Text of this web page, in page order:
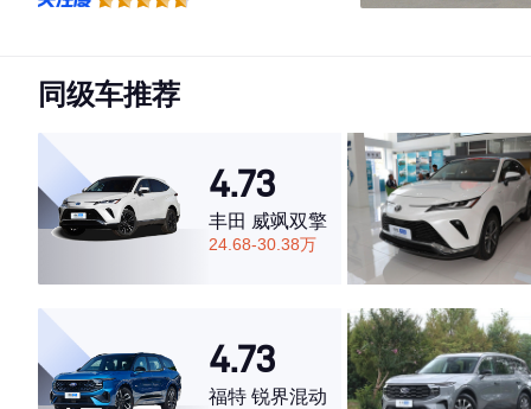
·空间表现较为优秀，优于55%同级车
同级车推荐
4.73
丰田 威飒双擎
24.68-30.38万
4.73
福特 锐界混动